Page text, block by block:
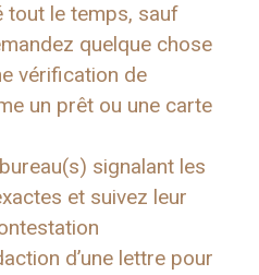
tout le temps, sauf
quelque chose
vérification de
un prêt ou une carte
signalant les
et suivez leur
d’une lettre pour